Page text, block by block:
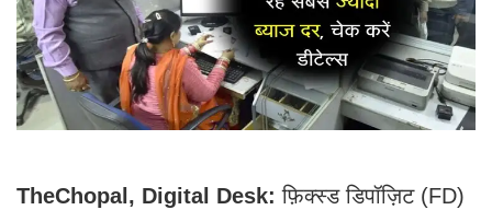
TheChopal, Digital Desk: फ़िक्स्ड डिपॉज़िट (FD)